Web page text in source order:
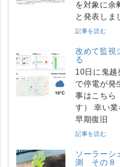
を対象に余
記事を読む
改めて監視
る
10日に鬼越
で停電が発
事はこちら
す） 幸い業者さんの素早い対応で
早期復旧
記事を読む
ソーラーシ
測 その８